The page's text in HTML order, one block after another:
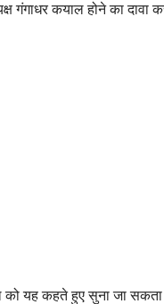
कयाल होने का दावा
यह कहते हुए सुना जा